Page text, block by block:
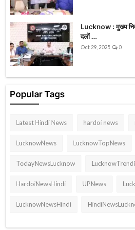
Lucknow : मुख्य
दलों ...
Oct 29, 2025 0
Popular Tags
Latest Hindi News hardoi news
LucknowNews LucknowTopNews
TodayNewsLucknow
HardoiNewsHindi UPNews
LucknowNewsHindi